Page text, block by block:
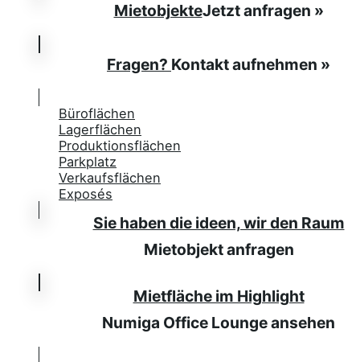
MietobjekteJetzt anfragen »
Fragen? Kontakt aufnehmen »
Büroflächen
Lagerflächen
Produktionsflächen
Parkplatz
Verkaufsflächen
Exposés
Sie haben die ideen, wir den Raum
Mietobjekt anfragen
Mietfläche im Highlight
Numiga Office Lounge ansehen